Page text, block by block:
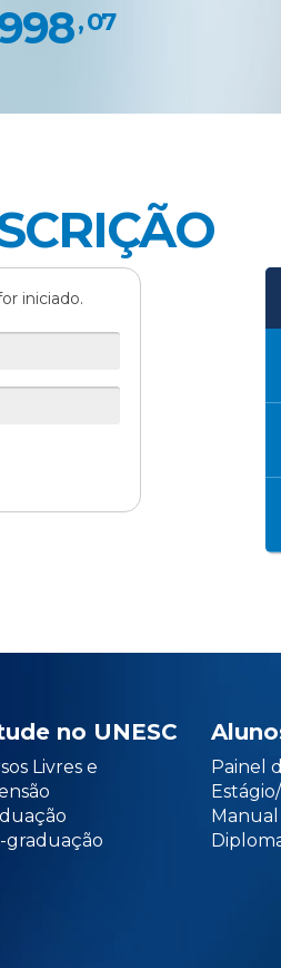
, 07
iniciado.
no UNESC
Livres e
graduação
Painel